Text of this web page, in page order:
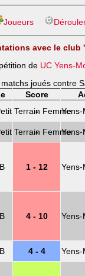
Joueurs
avec le club
de UC Yens-
joués contre
Score
-
-
1 - 12
4 - 10
4 - 4